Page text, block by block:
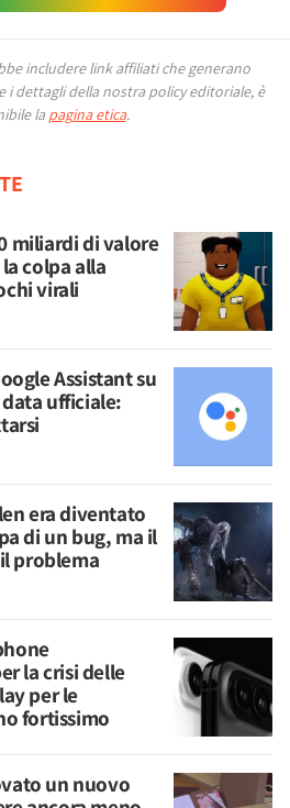
includere link affiliati che generano
i dettagli della nostra policy editoriale, è
la pagina etica.
miliardi di valore
colpa alla
virali
Assistant su
ufficiale:
era diventato
di un bug, ma il
problema
la crisi delle
per le
fortissimo
un nuovo